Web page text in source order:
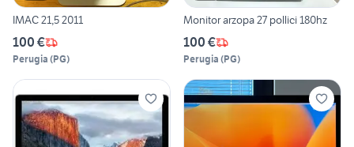
IMAC 21,5 2011
100 €
Perugia (PG)
Monitor arzopa 27 pollici 180hz
100 €
Perugia (PG)